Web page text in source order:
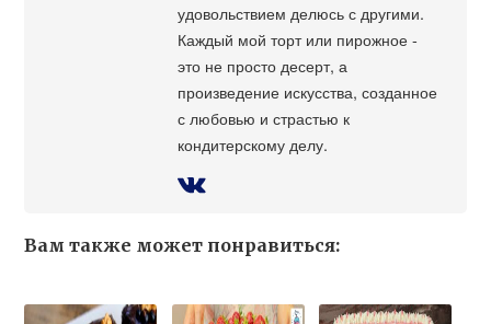
удовольствием делюсь с другими.
Каждый мой торт или пирожное -
это не просто десерт, а
произведение искусства, созданное
с любовью и страстью к
кондитерскому делу.
Вам также может понравиться: